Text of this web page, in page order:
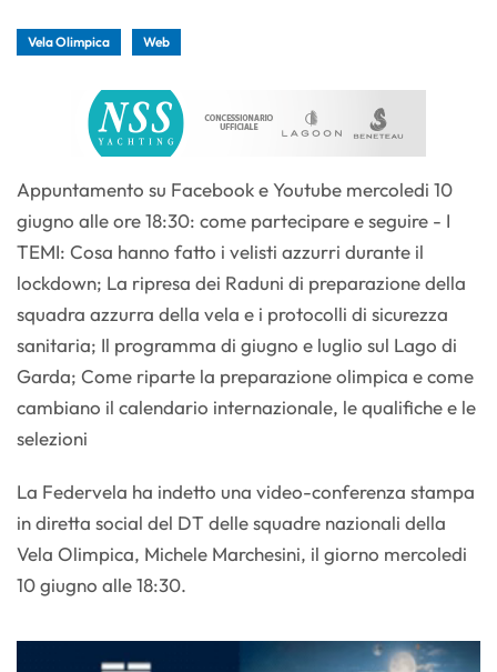
Vela Olimpica Web
Appuntamento su Facebook e Youtube mercoledi 10
giugno alle ore 18:30: come partecipare e seguire - I
TEMI: Cosa hanno fatto i velisti azzurri durante il
lockdown; La ripresa dei Raduni di preparazione della
squadra azzurra della vela e i protocolli di sicurezza
sanitaria; Il programma di giugno e luglio sul Lago di
Garda; Come riparte la preparazione olimpica e come
cambiano il calendario internazionale, le qualifiche e le
selezioni
La Federvela ha indetto una video-conferenza stampa
in diretta social del DT delle squadre nazionali della
Vela Olimpica, Michele Marchesini, il giorno mercoledi
10 giugno alle 18:30.